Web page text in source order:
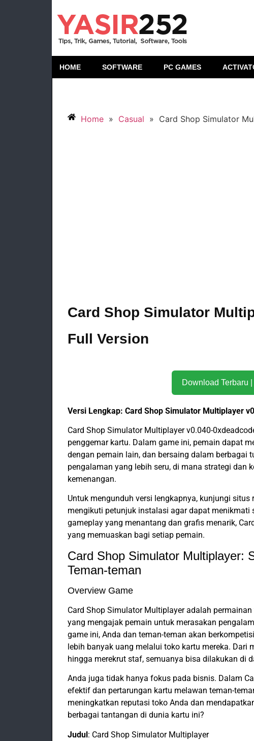
HOME SOFTWARE PC GAMES
Home » Casual » Card Shop Simulator
Card Shop Simulator
Full Version
Versi Lengkap: Card Shop Simulator Multiplayer
Card Shop Simulator Multiplayer v0.040-
penggemar kartu. Dalam game ini, pemain dapat
dengan pemain lain, dan bersaing dalam berbagai
pengalaman yang lebih seru, di mana strategi dan
kemenangan.
Untuk mengunduh versi lengkapnya, kunjungi
mengikuti petunjuk instalasi agar dapat menikmati
gameplay yang menantang dan grafis menarik,
yang memuaskan bagi setiap pemain.
Card Shop Simulator Multiplayer:
Teman-teman
Overview Game
Card Shop Simulator Multiplayer adalah
yang mengajak pemain untuk merasakan
game ini, Anda dan teman-teman akan
lebih banyak uang melalui toko kartu mereka. Dari
hingga merekrut staf, semuanya bisa dilakukan di
Anda juga tidak hanya fokus pada bisnis. Dalam
efektif dan pertarungan kartu melawan teman-
meningkatkan reputasi toko Anda dan
berbagai tantangan di dunia kartu ini?
Judul: Card Shop Simulator Multiplayer